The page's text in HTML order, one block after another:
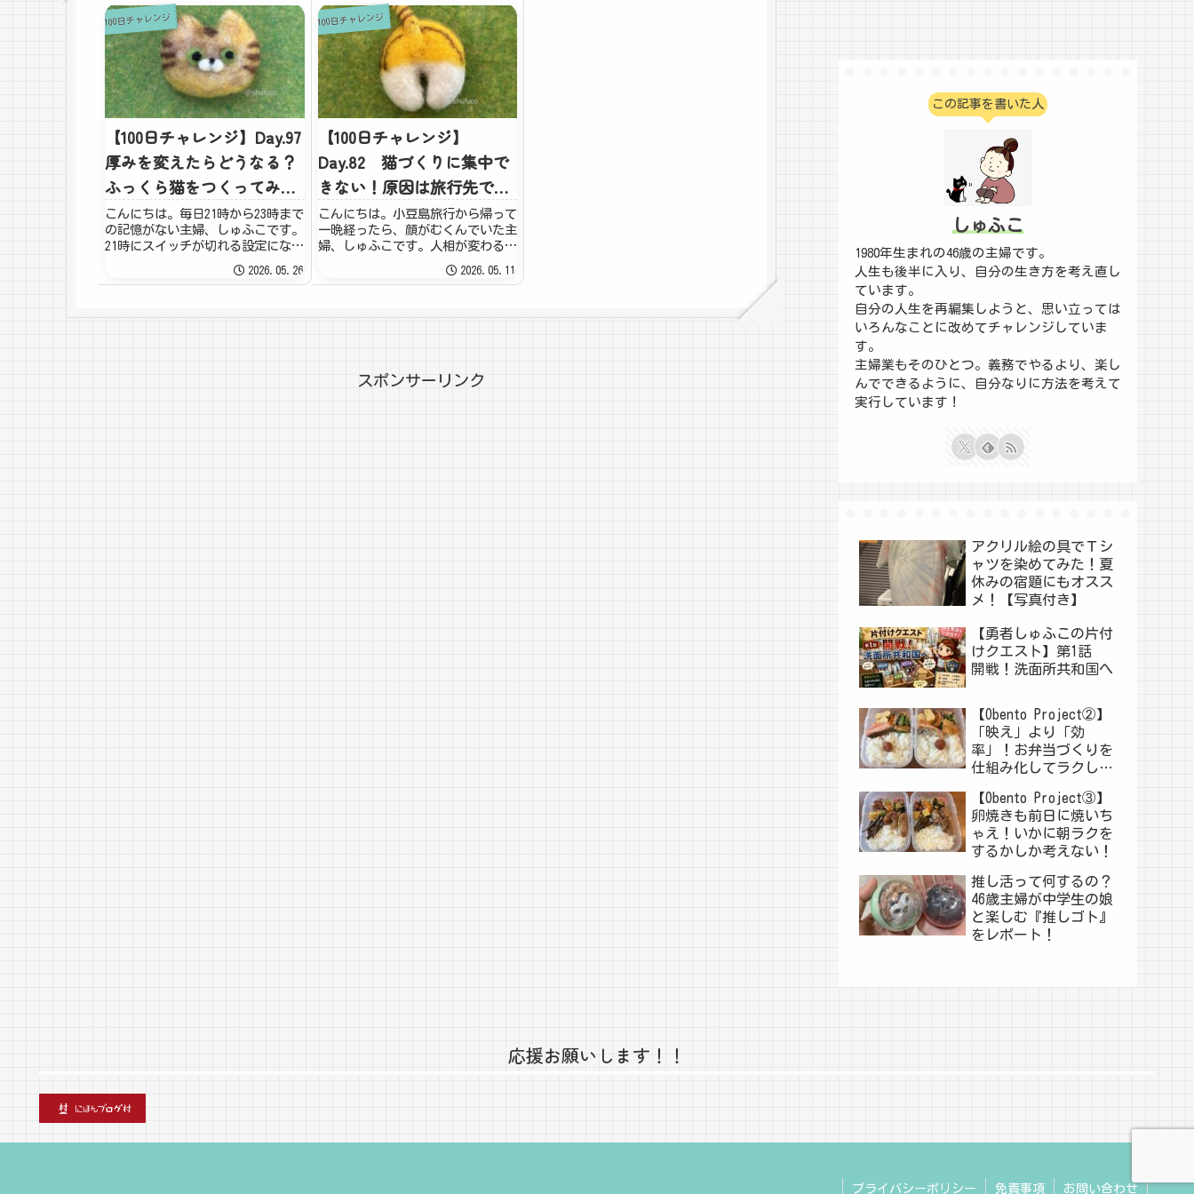
100日チャレンジ
【100日チャレンジ】Day.97
厚みを変えたらどうなる？
ふっくら猫をつくってみ
た！
こんにちは。毎日21時から23時まで
の記憶がない主婦、しゅふこです。
21時にスイッチが切れる設定になっ
ているのか、突然記憶が途切れま
す。寝てるのか、失神しているの
2026.05.26
100日チャレンジ
【100日チャレンジ】
Day.82 猫づくりに集中で
きない！原因は旅行先での
アレ！
こんにちは。小豆島旅行から帰って
一晩経ったら、顔がむくんでいた主
婦、しゅふこです。人相が変わるく
らい顔がふくらんでいる！！なんだ
これは！と、原因を探る間もなく、
2026.05.11
スポンサーリンク
この記事を書いた人
しゅふこ
1980年生まれの46歳の主婦です。
人生も後半に入り、自分の生き方を考え直し
ています。
自分の人生を再編集しようと、思い立っては
いろんなことに改めてチャレンジしていま
す。
主婦業もそのひとつ。義務でやるより、楽し
んでできるように、自分なりに方法を考えて
実行しています！
アクリル絵の具でＴシ
ャツを染めてみた！夏
休みの宿題にもオスス
メ！【写真付き】
【勇者しゅふこの片付
けクエスト】第1話
開戦！洗面所共和国へ
【Obento Project②】
「映え」より「効
率」！お弁当づくりを
仕組み化してラクした
【Obento Project③】
卵焼きも前日に焼いち
ゃえ！いかに朝ラクを
するかしか考えない！
推し活って何するの？
46歳主婦が中学生の娘
と楽しむ『推しゴト』
をレポート！
応援お願いします！！
プライバシーポリシー 免責事項 お問い合わせ